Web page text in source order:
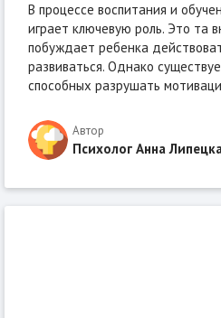
В процессе воспитания и
играет ключевую роль. Это та
побуждает ребенка
развиваться. Однако
способных разрушать
Автор
Психолог Анна